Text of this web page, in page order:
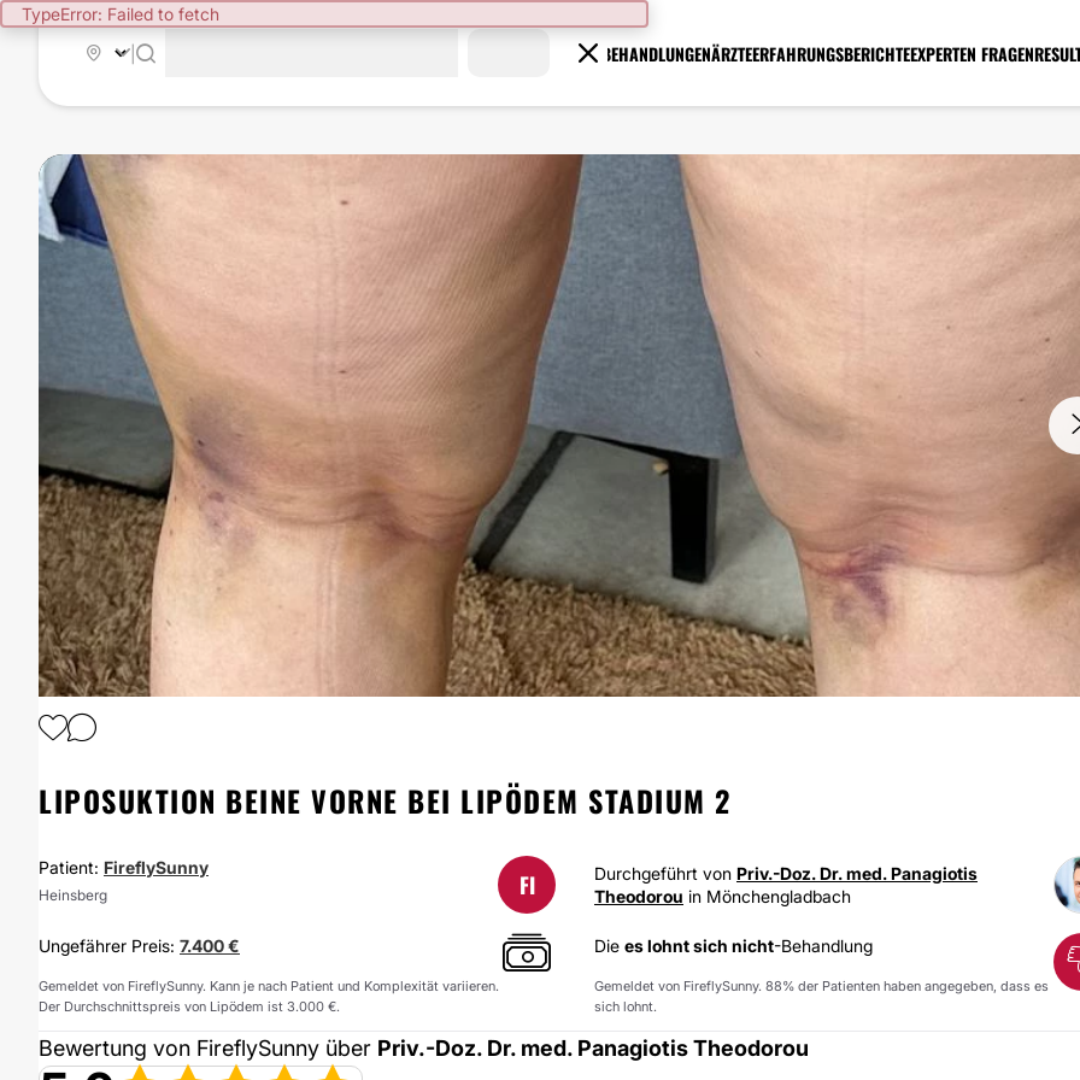
TypeError: Failed to fetch
BEHANDLUNGENÄRZTEERFAHRUNGSBERICHTEEXPERTEN FRAGEN
LIPOSUKTION BEINE VORNE BEI LIPÖDEM STADIUM 2
Patient: FireflySunny
Heinsberg FI Durchgeführt von Priv.-Doz. Dr. med. Panagiotis
Theodorou in Mönchengladbach
Ungefährer Preis: 7.400 €
Gemeldet von FireflySunny. Kann je nach Patient und Komplexität variieren.
Der Durchschnittspreis von Lipödem ist 3.000 €.
Die es lohnt sich nicht-Behandlung
Gemeldet von FireflySunny. 88% der Patienten haben angegeben, dass es
sich lohnt.
Bewertung von FireflySunny über Priv.-Doz. Dr. med. Panagiotis Theodorou